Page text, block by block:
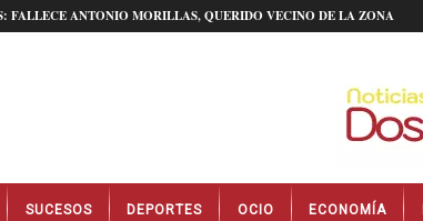
FALLECE ANTONIO MORILLAS, QUERIDO VECINO DE LA ZONA
SUCESOS DEPORTES OCIO ECONOMÍA